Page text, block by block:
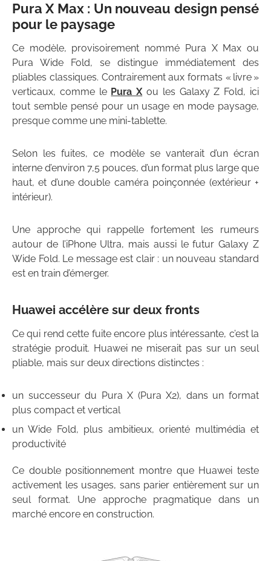
Pura X Max : Un nouveau design pensé
pour le paysage
Ce modèle, provisoirement nommé Pura X Max ou
Pura Wide Fold, se distingue immédiatement des
pliables classiques. Contrairement aux formats « livre »
verticaux, comme le Pura Xou les Galaxy Z Fold, ici
tout semble pensé pour un usage en mode paysage,
presque comme une mini-tablette.
Selon les fuites, ce modèle se vanterait d’un écran
interne d’environ 7,5 pouces, d’un format plus large que
haut, et d’une double caméra poinçonnée (extérieur +
intérieur).
Une approche qui rappelle fortement les rumeurs
autour de l’iPhone Ultra, mais aussi le futur Galaxy Z
Wide Fold. Le message est clair : un nouveau standard
est en train d’émerger.
Huawei accélère sur deux fronts
Ce qui rend cette fuite encore plus intéressante, c’est la
stratégie produit. Huawei ne miserait pas sur un seul
pliable, mais sur deux directions distinctes :
un successeur du Pura X (Pura X2), dans un format
plus compact et vertical
un Wide Fold, plus ambitieux, orienté multimédia et
productivité
Ce double positionnement montre que Huawei teste
activement les usages, sans parier entièrement sur un
seul format. Une approche pragmatique dans un
marché encore en construction.